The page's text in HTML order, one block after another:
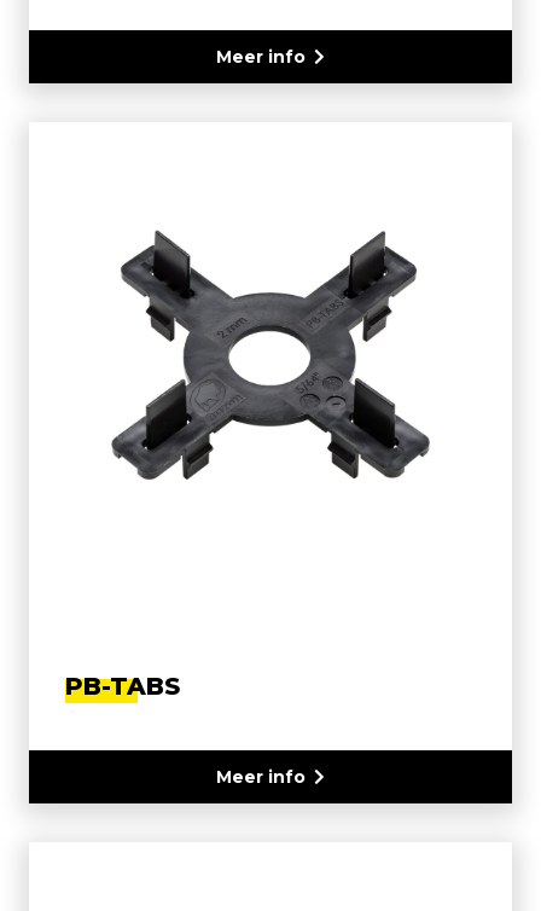
Meer info
PB-TABS
Meer info